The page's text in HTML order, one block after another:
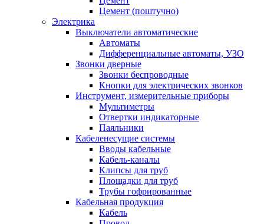
Цемент (поштучно)
Электрика
Выключатели автоматические
Автоматы
Дифференциальные автоматы, УЗО
Звонки дверные
Звонки беспроводные
Кнопки для электрических звонков
Инструмент, измерительные приборы
Мультиметры
Отвертки индикаторные
Паяльники
Кабеленесущие системы
Вводы кабельные
Кабель-каналы
Клипсы для труб
Площадки для труб
Трубы гофрированные
Кабельная продукция
Кабель